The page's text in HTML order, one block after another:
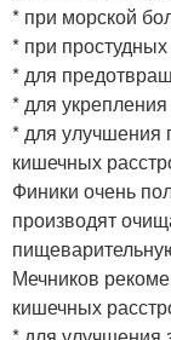
* при морской
* при
* для
* для
* для улучшения
кишечных
Финики очень
производят
Мечников
кишечных